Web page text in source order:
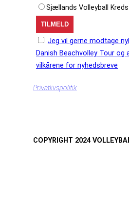
Sjællands Volleyball Kreds
Jeg vil gerne modtage
Danish Beachvolley Tour og
vilkårene for nyhedsbreve
Privatlivspolitik
COPYRIGHT 2024